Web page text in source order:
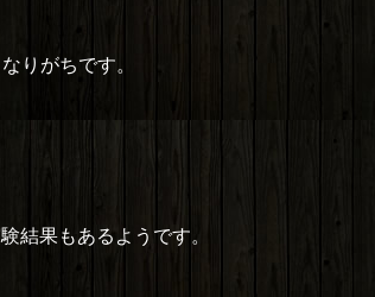
りがちです。
結果もあるようです。